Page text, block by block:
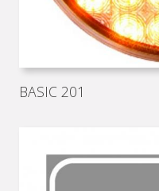
BASIC 201